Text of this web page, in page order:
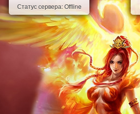
Статус сервера:Offline